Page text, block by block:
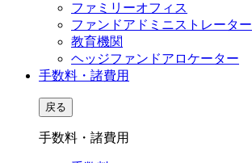
ファミリーオフィス
ファンドアドミニストレーター
教育機関
ヘッジファンドアロケーター
手数料・諸費用
戻る
手数料・諸費用